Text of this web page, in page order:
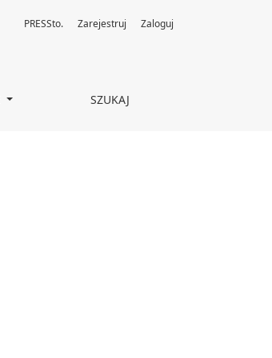
SZUKAJ
PRESSto. Zarejestruj Zaloguj